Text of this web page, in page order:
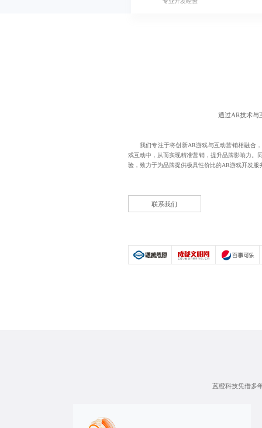
通过AR技术与
我们专注于将创新AR游戏与互动营销相融合
戏互动中，从而实现精准营销，提升品牌影响力。
验，致力于为品牌提供极具性价比的AR游戏开发服
联系我们
蓝橙科技凭借多